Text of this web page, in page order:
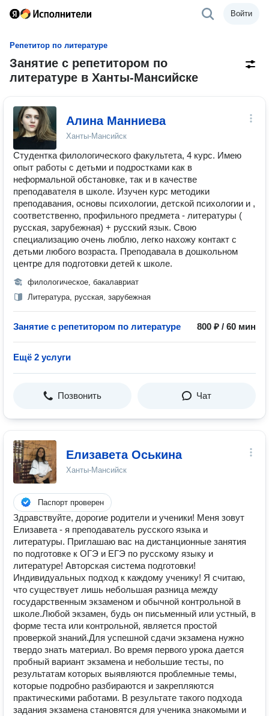
Войти
Репетитор по литературе
Занятие с репетитором по
литературе в Ханты-Мансийске
Алина Манниева
Ханты-Мансийск
Студентка филологического факультета, 4 курс. Имею
опыт работы с детьми и подростками как в
неформальной обстановке, так и в качестве
преподавателя в школе. Изучен курс методики
преподавания, основы психологии, детской психологии и ,
соответственно, профильного предмета - литературы (
русская, зарубежная) + русский язык. Свою
специализацию очень люблю, легко нахожу контакт с
детьми любого возраста. Преподавала в дошкольном
центре для подготовки детей к школе.
филологическое, бакалавриат
Литература, русская, зарубежная
Занятие с репетитором по литературе 800 ₽ / 60 мин
Ещё 2 услуги
Позвонить Чат
Елизавета Оськина
Ханты-Мансийск
Паспорт проверен
Здравствуйте, дорогие родители и ученики! Меня зовут
Елизавета - я преподаватель русского языка и
литературы. Приглашаю вас на дистанционные занятия
по подготовке к ОГЭ и ЕГЭ по русскому языку и
литературе! Авторская система подготовки!
Индивидуальных подход к каждому ученику! Я считаю,
что существует лишь небольшая разница между
государственным экзаменом и обычной контрольной в
школе.Любой экзамен, будь он письменный или устный, в
форме теста или контрольной, является простой
проверкой знаний.Для успешной сдачи экзамена нужно
твердо знать материал. Во время первого урока дается
пробный вариант экзамена и небольшие тесты, по
результатам которых выявляются проблемные темы,
которые подробно разбираются и закрепляются
практическими работами. В результате такого подхода
задания экзамена становятся для ученика знакомыми и